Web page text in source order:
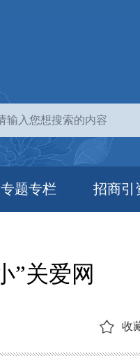
专题专栏 招商引
”关爱网
收